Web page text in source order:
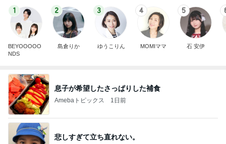
1
BEYOOOOO
NDS
2
島倉りか
3
ゆうこりん
4
MOMIママ
5
石 安伊
息子が希望したさっぱりした補食
Amebaトピックス 1日前
悲しすぎて立ち直れない。